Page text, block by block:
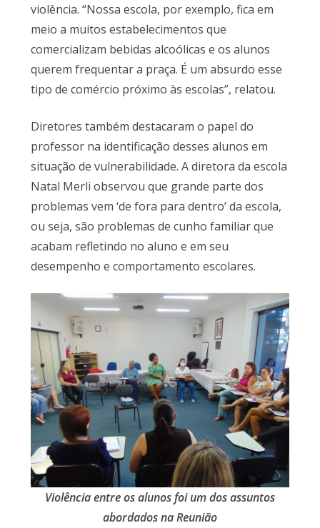
violência. “Nossa escola, por exemplo, fica em
meio a muitos estabelecimentos que
comercializam bebidas alcoólicas e os alunos
querem frequentar a praça. É um absurdo esse
tipo de comércio próximo às escolas”, relatou.
Diretores também destacaram o papel do
professor na identificação desses alunos em
situação de vulnerabilidade. A diretora da escola
Natal Merli observou que grande parte dos
problemas vem ‘de fora para dentro’ da escola,
ou seja, são problemas de cunho familiar que
acabam refletindo no aluno e em seu
desempenho e comportamento escolares.
Violência entre os alunos foi um dos assuntos
abordados na Reunião